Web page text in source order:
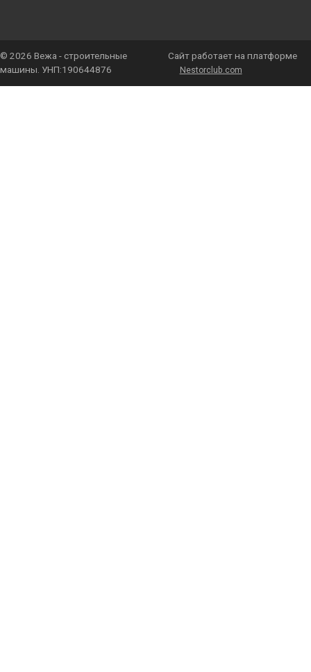
© 2026 Вежа - строительные
машины. УНП:190644876
Сайт работает на платформе
Nestorclub.com